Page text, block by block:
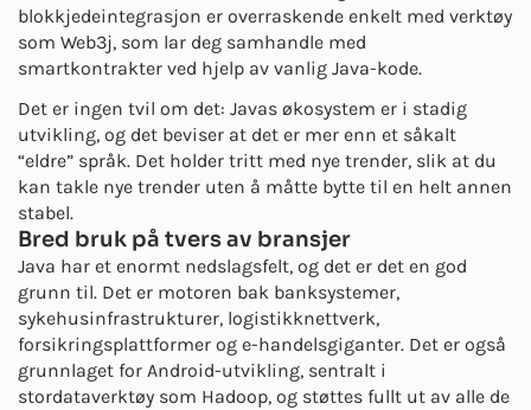
blokkjedeintegrasjon er overraskende enkelt med verktøy
som Web3j, som lar deg samhandle med
smartkontrakter ved hjelp av vanlig Java-kode.
Det er ingen tvil om det: Javas økosystem er i stadig
utvikling, og det beviser at det er mer enn et såkalt
“eldre” språk. Det holder tritt med nye trender, slik at du
kan takle nye trender uten å måtte bytte til en helt annen
stabel.
Bred bruk på tvers av bransjer
Java har et enormt nedslagsfelt, og det er det en god
grunn til. Det er motoren bak banksystemer,
sykehusinfrastrukturer, logistikknettverk,
forsikringsplattformer og e-handelsgiganter. Det er også
grunnlaget for Android-utvikling, sentralt i
stordataverktøy som Hadoop, og støttes fullt ut av alle de